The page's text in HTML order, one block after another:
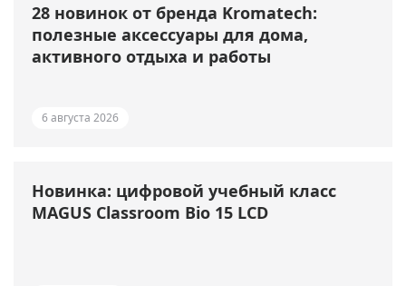
28 новинок от бренда Kromatech:
полезные аксессуары для дома,
активного отдыха и работы
6 августа 2026
Новинка: цифровой учебный класс
MAGUS Classroom Bio 15 LCD